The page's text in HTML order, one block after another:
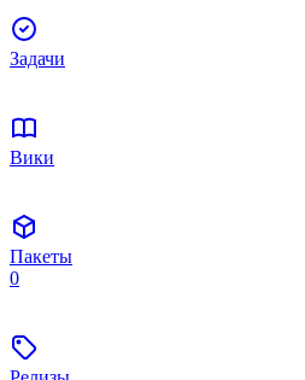
Задачи
Вики
Пакеты
0